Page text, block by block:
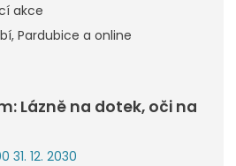
akce
Pardubice a online
Lázně na dotek, oči na
31. 12. 2030